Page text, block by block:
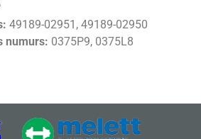
49189-02951, 49189-02950
numurs: 0375P9, 0375L8